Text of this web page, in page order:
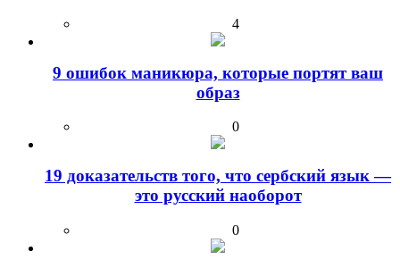
4
9 ошибок маникюра, которые портят ваш
образ
0
19 доказательств того, что сербский язык —
это русский наоборот
0